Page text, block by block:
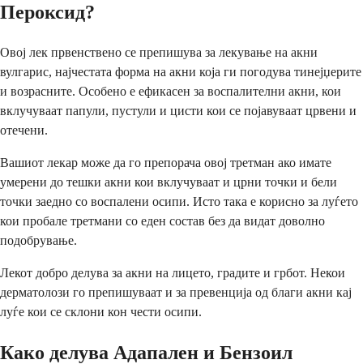
Пероксид?
Овој лек првенствено се препишува за лекување на акни
вулгарис, најчестата форма на акни која ги погодува тинејџерите
и возрасните. Особено е ефикасен за воспалителни акни, кои
вклучуваат папули, пустули и цисти кои се појавуваат црвени и
отечени.
Вашиот лекар може да го препорача овој третман ако имате
умерени до тешки акни кои вклучуваат и црни точки и бели
точки заедно со воспалени осипи. Исто така е корисно за луѓето
кои пробале третмани со еден состав без да видат доволно
подобрување.
Лекот добро делува за акни на лицето, градите и грбот. Некои
дерматолози го препишуваат и за превенција од благи акни кај
луѓе кои се склони кон чести осипи.
Како делува Адапален и Бензоил